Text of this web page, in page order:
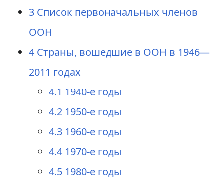
3 Список первоначальных членов
ООН
4 Страны, вошедшие в ООН в 1946—
2011 годах
4.1 1940-е годы
4.2 1950-е годы
4.3 1960-е годы
4.4 1970-е годы
4.5 1980-е годы